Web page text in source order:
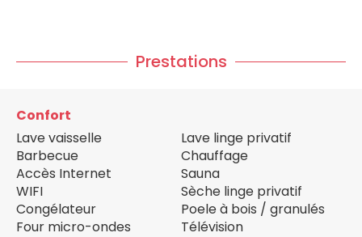
Prestations
Confort
Lave vaisselle
Barbecue
Accès Internet
WIFI
Congélateur
Four micro-ondes
Lave linge privatif
Chauffage
Sauna
Sèche linge privatif
Poele à bois / granulés
Télévision